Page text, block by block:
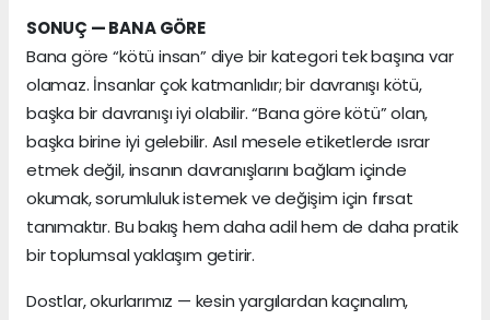
SONUÇ — BANA GÖRE
Bana göre “kötü insan” diye bir kategori tek başına var
olamaz. İnsanlar çok katmanlıdır; bir davranışı kötü,
başka bir davranışı iyi olabilir. “Bana göre kötü” olan,
başka birine iyi gelebilir. Asıl mesele etiketlerde ısrar
etmek değil, insanın davranışlarını bağlam içinde
okumak, sorumluluk istemek ve değişim için fırsat
tanımaktır. Bu bakış hem daha adil hem de daha pratik
bir toplumsal yaklaşım getirir.
Dostlar, okurlarımız — kesin yargılardan kaçınalım,